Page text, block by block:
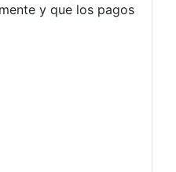
y que los pagos